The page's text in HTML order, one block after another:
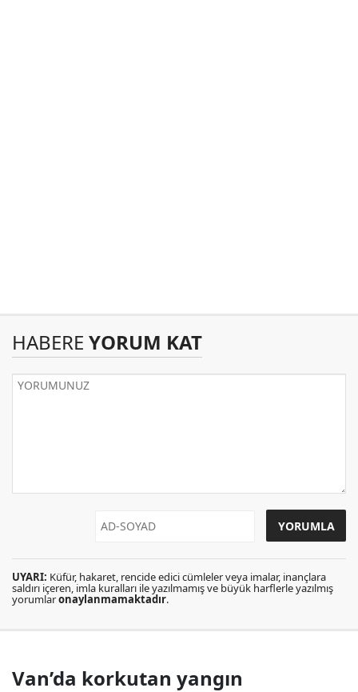
HABERE YORUM KAT
UYARI: Küfür, hakaret, rencide edici cümleler veya imalar, inançlara
saldırı içeren, imla kuralları ile yazılmamış ve büyük harflerle yazılmış
yorumlaronaylanmamaktadır.
Van’da korkutan yangın